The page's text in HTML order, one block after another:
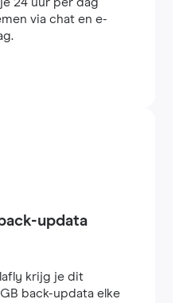
24 uur per dag
via chat en e-
updata
krijg je dit
back-updata elke